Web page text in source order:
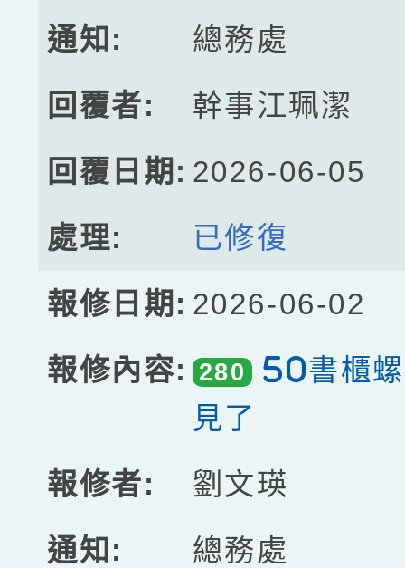
總務處
幹事江珮潔
2026-06-05
已修復
2026-06-02
280
50書櫃
見了
劉文瑛
總務處